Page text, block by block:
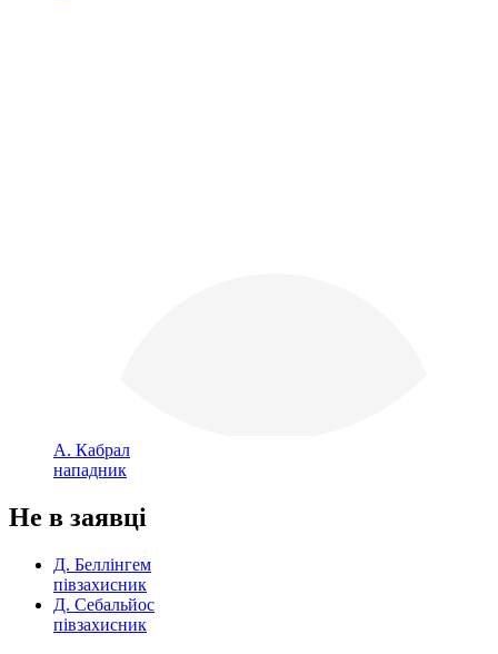
А. Кабрал
нападник
Не в заявці
Д. Беллінгем
півзахисник
Д. Себальйос
півзахисник